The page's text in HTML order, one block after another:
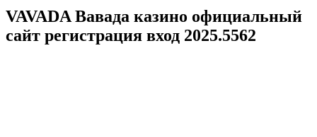
VAVADA Вавада казино официальный
сайт регистрация вход 2025.5562